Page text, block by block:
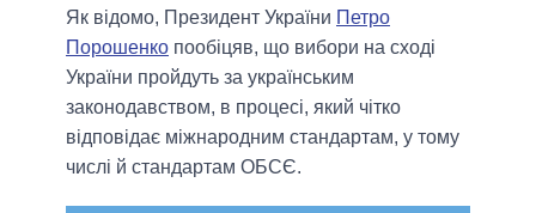
Як відомо, Президент України Петро
Порошенко пообіцяв, що вибори на сході
України пройдуть за українським
законодавством, в процесі, який чітко
відповідає міжнародним стандартам, у тому
числі й стандартам ОБСЄ.